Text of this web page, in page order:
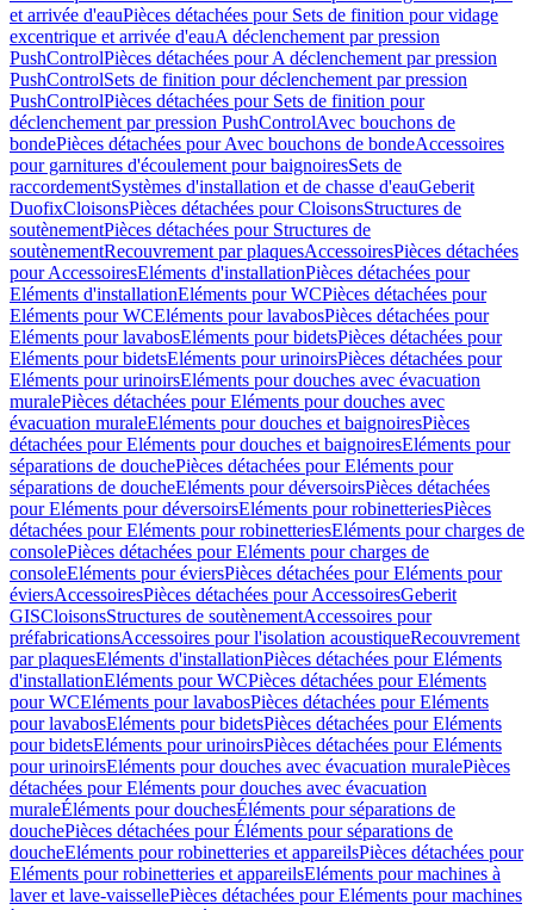
et arrivée d'eauPièces détachées pour Sets de finition pour vidage
excentrique et arrivée d'eauA déclenchement par pression
PushControlPièces détachées pour A déclenchement par pression
PushControlSets de finition pour déclenchement par pression
PushControlPièces détachées pour Sets de finition pour
déclenchement par pression PushControlAvec bouchons de
bondePièces détachées pour Avec bouchons de bondeAccessoires
pour garnitures d'écoulement pour baignoiresSets de
raccordementSystèmes d'installation et de chasse d'eauGeberit
DuofixCloisonsPièces détachées pour CloisonsStructures de
soutènementPièces détachées pour Structures de
soutènementRecouvrement par plaquesAccessoiresPièces détachées
pour AccessoiresEléments d'installationPièces détachées pour
Eléments d'installationEléments pour WCPièces détachées pour
Eléments pour WCEléments pour lavabosPièces détachées pour
Eléments pour lavabosEléments pour bidetsPièces détachées pour
Eléments pour bidetsEléments pour urinoirsPièces détachées pour
Eléments pour urinoirsEléments pour douches avec évacuation
muralePièces détachées pour Eléments pour douches avec
évacuation muraleEléments pour douches et baignoiresPièces
détachées pour Eléments pour douches et baignoiresEléments pour
séparations de douchePièces détachées pour Eléments pour
séparations de doucheEléments pour déversoirsPièces détachées
pour Eléments pour déversoirsEléments pour robinetteriesPièces
détachées pour Eléments pour robinetteriesEléments pour charges de
consolePièces détachées pour Eléments pour charges de
consoleEléments pour éviersPièces détachées pour Eléments pour
éviersAccessoiresPièces détachées pour AccessoiresGeberit
GISCloisonsStructures de soutènementAccessoires pour
préfabricationsAccessoires pour l'isolation acoustiqueRecouvrement
par plaquesEléments d'installationPièces détachées pour Eléments
d'installationEléments pour WCPièces détachées pour Eléments
pour WCEléments pour lavabosPièces détachées pour Eléments
pour lavabosEléments pour bidetsPièces détachées pour Eléments
pour bidetsEléments pour urinoirsPièces détachées pour Eléments
pour urinoirsEléments pour douches avec évacuation muralePièces
détachées pour Eléments pour douches avec évacuation
muraleÉléments pour douchesÉléments pour séparations de
douchePièces détachées pour Éléments pour séparations de
doucheEléments pour robinetteries et appareilsPièces détachées pour
Eléments pour robinetteries et appareilsEléments pour machines à
laver et lave-vaissellePièces détachées pour Eléments pour machines